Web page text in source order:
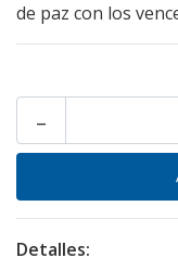
de paz con los
-
Detalles: